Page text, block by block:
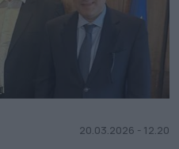
20.03.2026 - 12.20